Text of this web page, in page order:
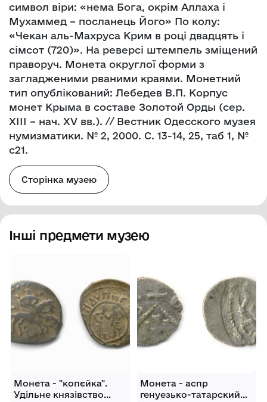
символ віри: «нема Бога, окрім Аллаха і
Мухаммед – посланець Його» По колу:
«Чекан аль-Махруса Крим в році двадцять і
сімсот (720)». На реверсі штемпель зміщений
праворуч. Монета округлої форми з
загладженими рваними краями. Монетний
тип опублікований: Лебедев В.П. Корпус
монет Крыма в составе Золотой Орды (сер.
ХІІІ – нач. ХV вв.). // Вестник Одесского музея
нумизматики. № 2, 2000. С. 13-14, 25, таб 1, №
с21.
Сторінка музею
Інші предмети музею
Монета - "копєйка".
Удільне князівство
Монета - аспр
генуезько-татарский